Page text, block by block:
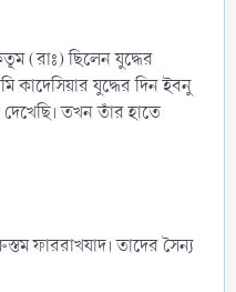
(রাঃ) ছিলেন যুদ্ধের
কাদেসিয়ার যুদ্ধের দিন ইবনু
তখন তাঁর হাতে
ফাররাখযাদ। তাদের সৈন্য